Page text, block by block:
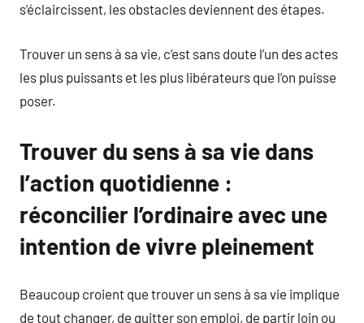
s’éclaircissent, les obstacles deviennent des étapes.
Trouver un sens à sa vie, c’est sans doute l’un des actes
les plus puissants et les plus libérateurs que l’on puisse
poser.
Trouver du sens à sa vie dans
l’action quotidienne :
réconcilier l’ordinaire avec une
intention de vivre pleinement
Beaucoup croient que trouver un sens à sa vie implique
de tout changer, de quitter son emploi, de partir loin ou